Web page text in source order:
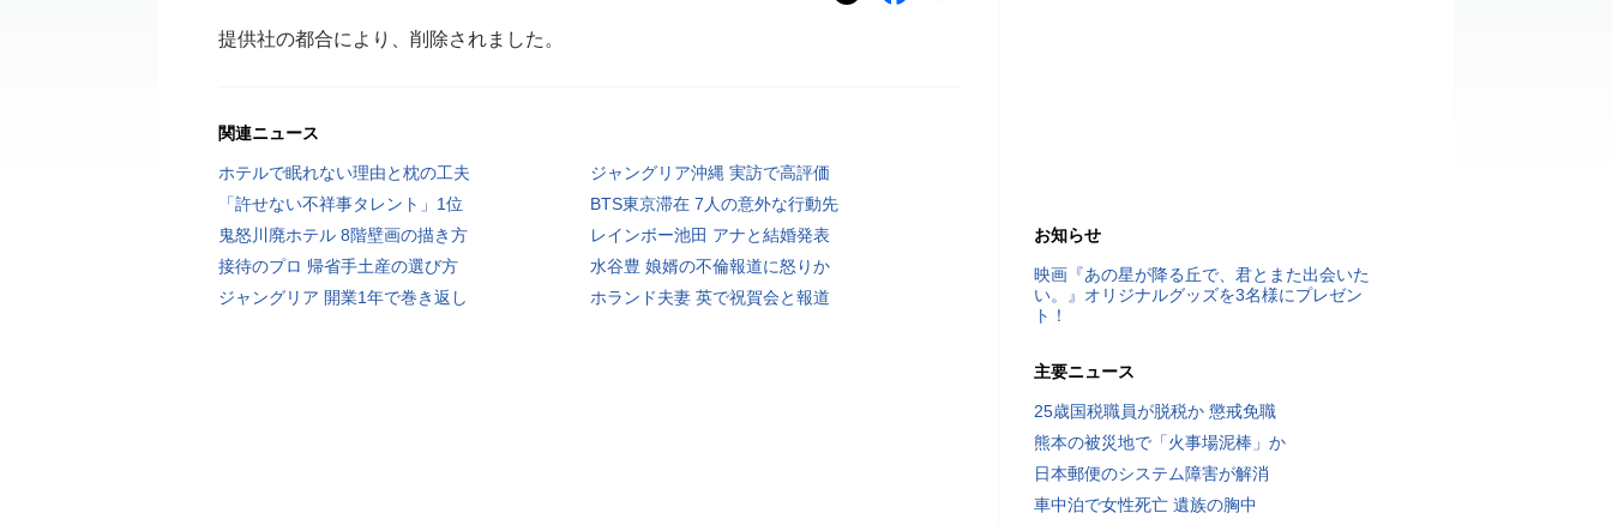
提供社の都合により、削除されました。
関連ニュース
ホテルで眠れない理由と枕の工夫
ジャングリア沖縄 実訪で高評価
「許せない不祥事タレント」1位
BTS東京滞在 7人の意外な行動先
鬼怒川廃ホテル 8階壁画の描き方
レインボー池田 アナと結婚発表
接待のプロ 帰省手土産の選び方
水谷豊 娘婿の不倫報道に怒りか
ジャングリア 開業1年で巻き返し
ホランド夫妻 英で祝賀会と報道
お知らせ
映画『あの星が降る丘で、君とまた出会いた
い。』オリジナルグッズを3名様にプレゼン
ト！
主要ニュース
25歳国税職員が脱税か 懲戒免職
熊本の被災地で「火事場泥棒」か
日本郵便のシステム障害が解消
車中泊で女性死亡 遺族の胸中